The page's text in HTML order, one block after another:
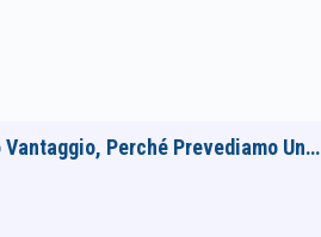
Perché Prevediamo Un…